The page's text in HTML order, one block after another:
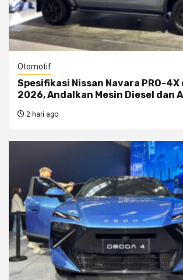
Otomotif
Spesifikasi Nissan Navara PRO-4X
2026, Andalkan Mesin Diesel dan
2 hari ago